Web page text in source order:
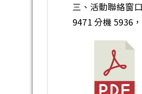
三、活動聯絡窗
9471 分機 5936